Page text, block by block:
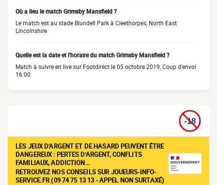
Où a lieu le match Grimsby Mansfield ?
Le match est au stade Blundell Park à Cleethorpes, North East
Lincolnshire
Quelle est la date et l'horaire du match Grimsby Mansfield ?
Match à suivre en live sur Footdirect le 05 octobre 2019, Coup d'envoi
16:00
LES JEUX D'ARGENT ET DE HASARD PEUVENT ÊTRE
DANGEREUX : PERTES D'ARGENT, CONFLITS
FAMILIAUX, ADDICTION…
RETROUVEZ NOS CONSEILS SUR JOUEURS-INFO-
SERVICE.FR (09 74 75 13 13 - APPEL NON SURTAXÉ)